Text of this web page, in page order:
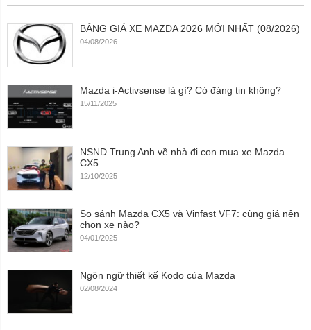
BẢNG GIÁ XE MAZDA 2026 MỚI NHẤT (08/2026)
04/08/2026
Mazda i-Activsense là gì? Có đáng tin không?
15/11/2025
NSND Trung Anh về nhà đi con mua xe Mazda
CX5
12/10/2025
So sánh Mazda CX5 và Vinfast VF7: cùng giá nên
chọn xe nào?
04/01/2025
Ngôn ngữ thiết kế Kodo của Mazda
02/08/2024